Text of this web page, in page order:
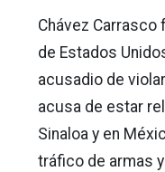
Chávez
de Estados
acusadio de
acusa de estar
Sinaloa y en
tráfico de armas